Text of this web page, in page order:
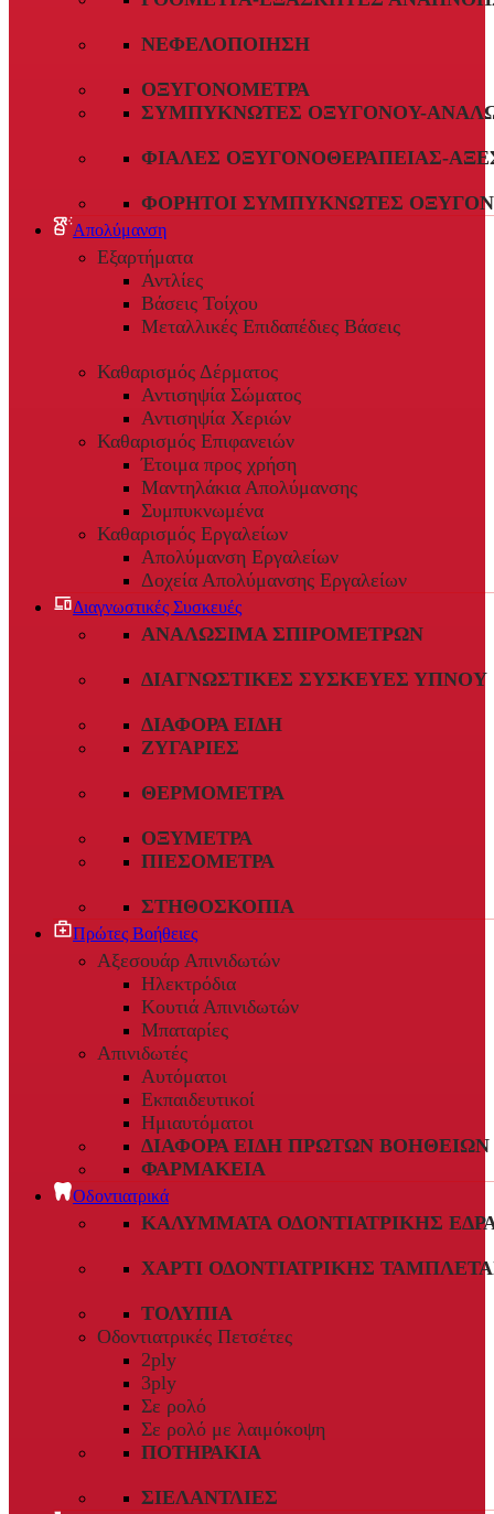
ΝΕΦΕΛΟΠΟΊΗΣΗ
ΟΞΥΓΟΝΌΜΕΤΡΑ
ΣΥΜΠΥΚΝΩΤΈΣ ΟΞΥΓΌΝΟΥ-
ΦΙΆΛΕΣ ΟΞΥΓΟΝΟΘΕΡΑΠΕΊΑΣ-
ΦΟΡΗΤΟΊ ΣΥΜΠΥΚΝΩΤΈΣ
Απολύμανση
Εξαρτήματα
Αντλίες
Βάσεις Τοίχου
Μεταλλικές Επιδαπέδιες Βάσεις
Καθαρισμός Δέρματος
Αντισηψία Σώματος
Αντισηψία Χεριών
Καθαρισμός Επιφανειών
Έτοιμα προς χρήση
Μαντηλάκια Απολύμανσης
Συμπυκνωμένα
Καθαρισμός Εργαλείων
Απολύμανση Εργαλείων
Δοχεία Απολύμανσης Εργαλείων
Διαγνωστικές Συσκευές
ΑΝΑΛΏΣΙΜΑ ΣΠΙΡΟΜΈΤΡΩΝ
ΔΙΑΓΝΩΣΤΙΚΈΣ ΣΥΣΚΕΥΈΣ ΎΠΝΟΥ
ΔΙΆΦΟΡΑ ΕΊΔΗ
ΖΥΓΑΡΙΈΣ
ΘΕΡΜΌΜΕΤΡΑ
ΟΞΎΜΕΤΡΑ
ΠΙΕΣΌΜΕΤΡΑ
ΣΤΗΘΟΣΚΌΠΙΑ
Πρώτες Βοήθειες
Αξεσουάρ Απινιδωτών
Ηλεκτρόδια
Κουτιά Απινιδωτών
Μπαταρίες
Απινιδωτές
Αυτόματοι
Εκπαιδευτικοί
Ημιαυτόματοι
ΔΙΆΦΟΡΑ ΕΊΔΗ ΠΡΏΤΩΝ ΒΟΗΘΕΙΏΝ
ΦΑΡΜΑΚΕΊΑ
Οδοντιατρικά
ΚΑΛΎΜΜΑΤΑ ΟΔΟΝΤΙΑΤΡΙΚΉΣ
ΧΑΡΤΊ ΟΔΟΝΤΙΑΤΡΙΚΉΣ
ΤΟΛΎΠΙΑ
Οδοντιατρικές Πετσέτες
2ply
3ply
Σε ρολό
Σε ρολό με λαιμόκοψη
ΠΟΤΗΡΆΚΙΑ
ΣΙΕΛΑΝΤΛΊΕΣ